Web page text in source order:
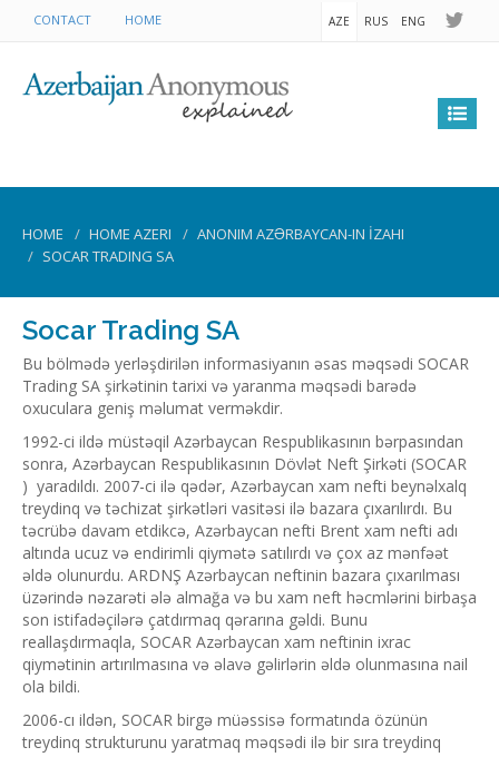
CONTACT HOME ENG
RUS
AZE
HOME HOME AZERI
ANONIM AZƏRBAYCAN-IN İZAHI
SOCAR TRADING SA
Socar Trading SA
Bu bölmədə yerləşdirilən informasiyanın əsas məqsədi SOCAR
Trading SA şirkətinin tarixi və yaranma məqsədi barədə
oxuculara geniş məlumat verməkdir.
1992-ci ildə müstəqil Azərbaycan Respublikasının bərpasından
sonra, Azərbaycan Respublikasının Dövlət Neft Şirkəti (SOCAR
) yaradıldı. 2007-ci ilə qədər, Azərbaycan xam nefti beynəlxalq
treydinq və təchizat şirkətləri vasitəsi ilə bazara çıxarılırdı. Bu
təcrübə davam etdikcə, Azərbaycan nefti Brent xam nefti adı
altında ucuz və endirimli qiymətə satılırdı və çox az mənfəət
əldə olunurdu. ARDNŞ Azərbaycan neftinin bazara çıxarılması
üzərində nəzarəti ələ almağa və bu xam neft həcmlərini birbaşa
son istifadəçilərə çatdırmaq qərarına gəldi. Bunu
reallaşdırmaqla, SOCAR Azərbaycan xam neftinin ixrac
qiymətinin artırılmasına və əlavə gəlirlərin əldə olunmasına nail
ola bildi.
2006-cı ildən, SOCAR birgə müəssisə formatında özünün
treydinq strukturunu yaratmaq məqsədi ilə bir sıra treydinq